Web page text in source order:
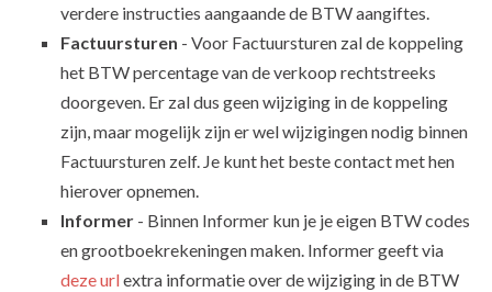
verdere instructies aangaande de BTW aangiftes.
Factuursturen - Voor Factuursturen zal de koppeling
het BTW percentage van de verkoop rechtstreeks
doorgeven. Er zal dus geen wijziging in de koppeling
zijn, maar mogelijk zijn er wel wijzigingen nodig binnen
Factuursturen zelf. Je kunt het beste contact met hen
hierover opnemen.
Informer - Binnen Informer kun je je eigen BTW codes
en grootboekrekeningen maken. Informer geeft via
deze urlextra informatie over de wijziging in de BTW